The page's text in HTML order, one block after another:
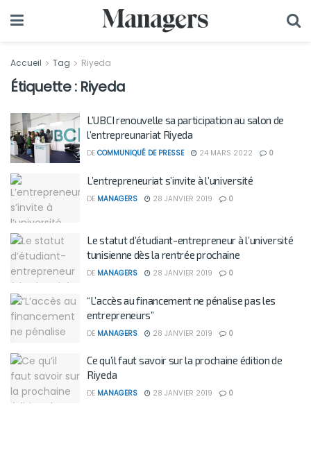
Accueil Tag Riyeda
Étiquette : Riyeda
L’UBCI renouvelle sa participation au salon de
l’entrepreunariat Riyeda
DE COMMUNIQUÉ DE PRESSE 24 MARS 2022 0
L’entrepreneuriat s’invite à l’université
DE MANAGERS 28 JANVIER 2019 0
Le statut d’étudiant-entrepreneur à l’université
tunisienne dès la rentrée prochaine
DE MANAGERS 28 JANVIER 2019 0
“L’accès au financement ne pénalise pas les
entrepreneurs”
DE MANAGERS 28 JANVIER 2019 0
Ce qu’il faut savoir sur la prochaine édition de
Riyeda
DE MANAGERS 28 JANVIER 2019 0